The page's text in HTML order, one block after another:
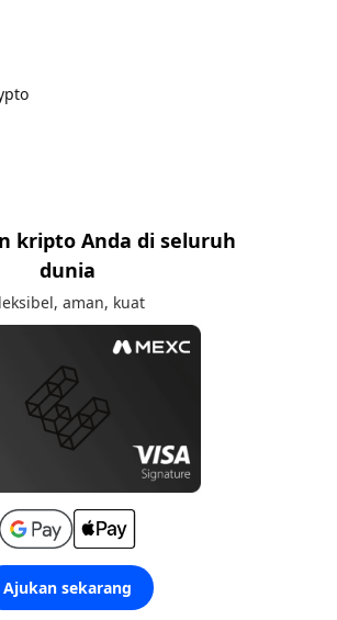
kripto Anda di seluruh
dunia
aman, kuat
Ajukan sekarang